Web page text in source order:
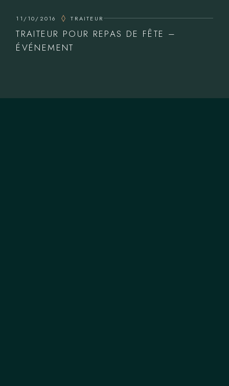
11/10/2016 TRAITEUR
TRAITEUR POUR REPAS DE FÊTE –
ÉVÉNEMENT